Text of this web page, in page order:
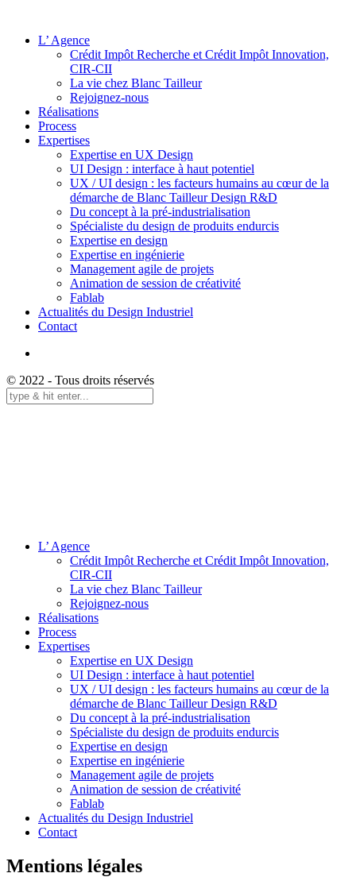
L’ Agence
Crédit Impôt Recherche et Crédit Impôt Innovation,
CIR-CII
La vie chez Blanc Tailleur
Rejoignez-nous
Réalisations
Process
Expertises
Expertise en UX Design
UI Design : interface à haut potentiel
UX / UI design : les facteurs humains au cœur de la
démarche de Blanc Tailleur Design R&D
Du concept à la pré-industrialisation
Spécialiste du design de produits endurcis
Expertise en design
Expertise en ingénierie
Management agile de projets
Animation de session de créativité
Fablab
Actualités du Design Industriel
Contact
© 2022 - Tous droits réservés
L’ Agence
Crédit Impôt Recherche et Crédit Impôt Innovation,
CIR-CII
La vie chez Blanc Tailleur
Rejoignez-nous
Réalisations
Process
Expertises
Expertise en UX Design
UI Design : interface à haut potentiel
UX / UI design : les facteurs humains au cœur de la
démarche de Blanc Tailleur Design R&D
Du concept à la pré-industrialisation
Spécialiste du design de produits endurcis
Expertise en design
Expertise en ingénierie
Management agile de projets
Animation de session de créativité
Fablab
Actualités du Design Industriel
Contact
Mentions légales